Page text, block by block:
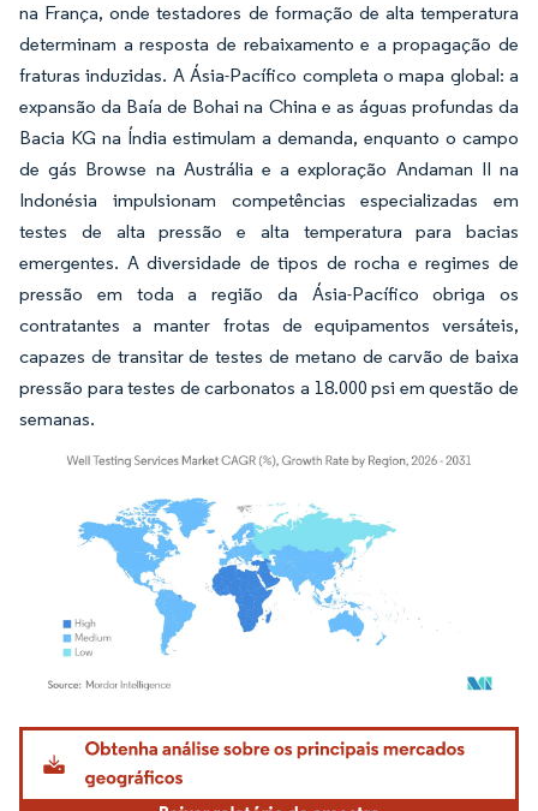
na França, onde testadores de formação de alta temperatura
determinam a resposta de rebaixamento e a propagação de
fraturas induzidas. A Ásia-Pacífico completa o mapa global: a
expansão da Baía de Bohai na China e as águas profundas da
Bacia KG na Índia estimulam a demanda, enquanto o campo
de gás Browse na Austrália e a exploração Andaman II na
Indonésia impulsionam competências especializadas em
testes de alta pressão e alta temperatura para bacias
emergentes. A diversidade de tipos de rocha e regimes de
pressão em toda a região da Ásia-Pacífico obriga os
contratantes a manter frotas de equipamentos versáteis,
capazes de transitar de testes de metano de carvão de baixa
pressão para testes de carbonatos a 18.000 psi em questão de
semanas.
Imagem © Mordor Intelligence. O reuso requer atribuição conforme CC BY 4.0.